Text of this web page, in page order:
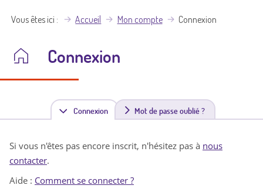
Vous êtes ici Accueil Mon compte Connexion
Connexion
Connexion(
n
Mot de passe oublié ?
Si vous n'êtes pas encore inscrit, n'hésitez pas à nous
contacter.
Aide : Comment se connecter ?